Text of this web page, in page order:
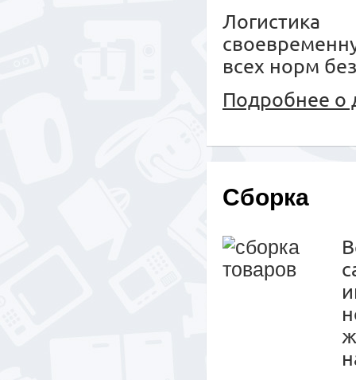
Логистика
всех норм
Подробнее о
Сборка